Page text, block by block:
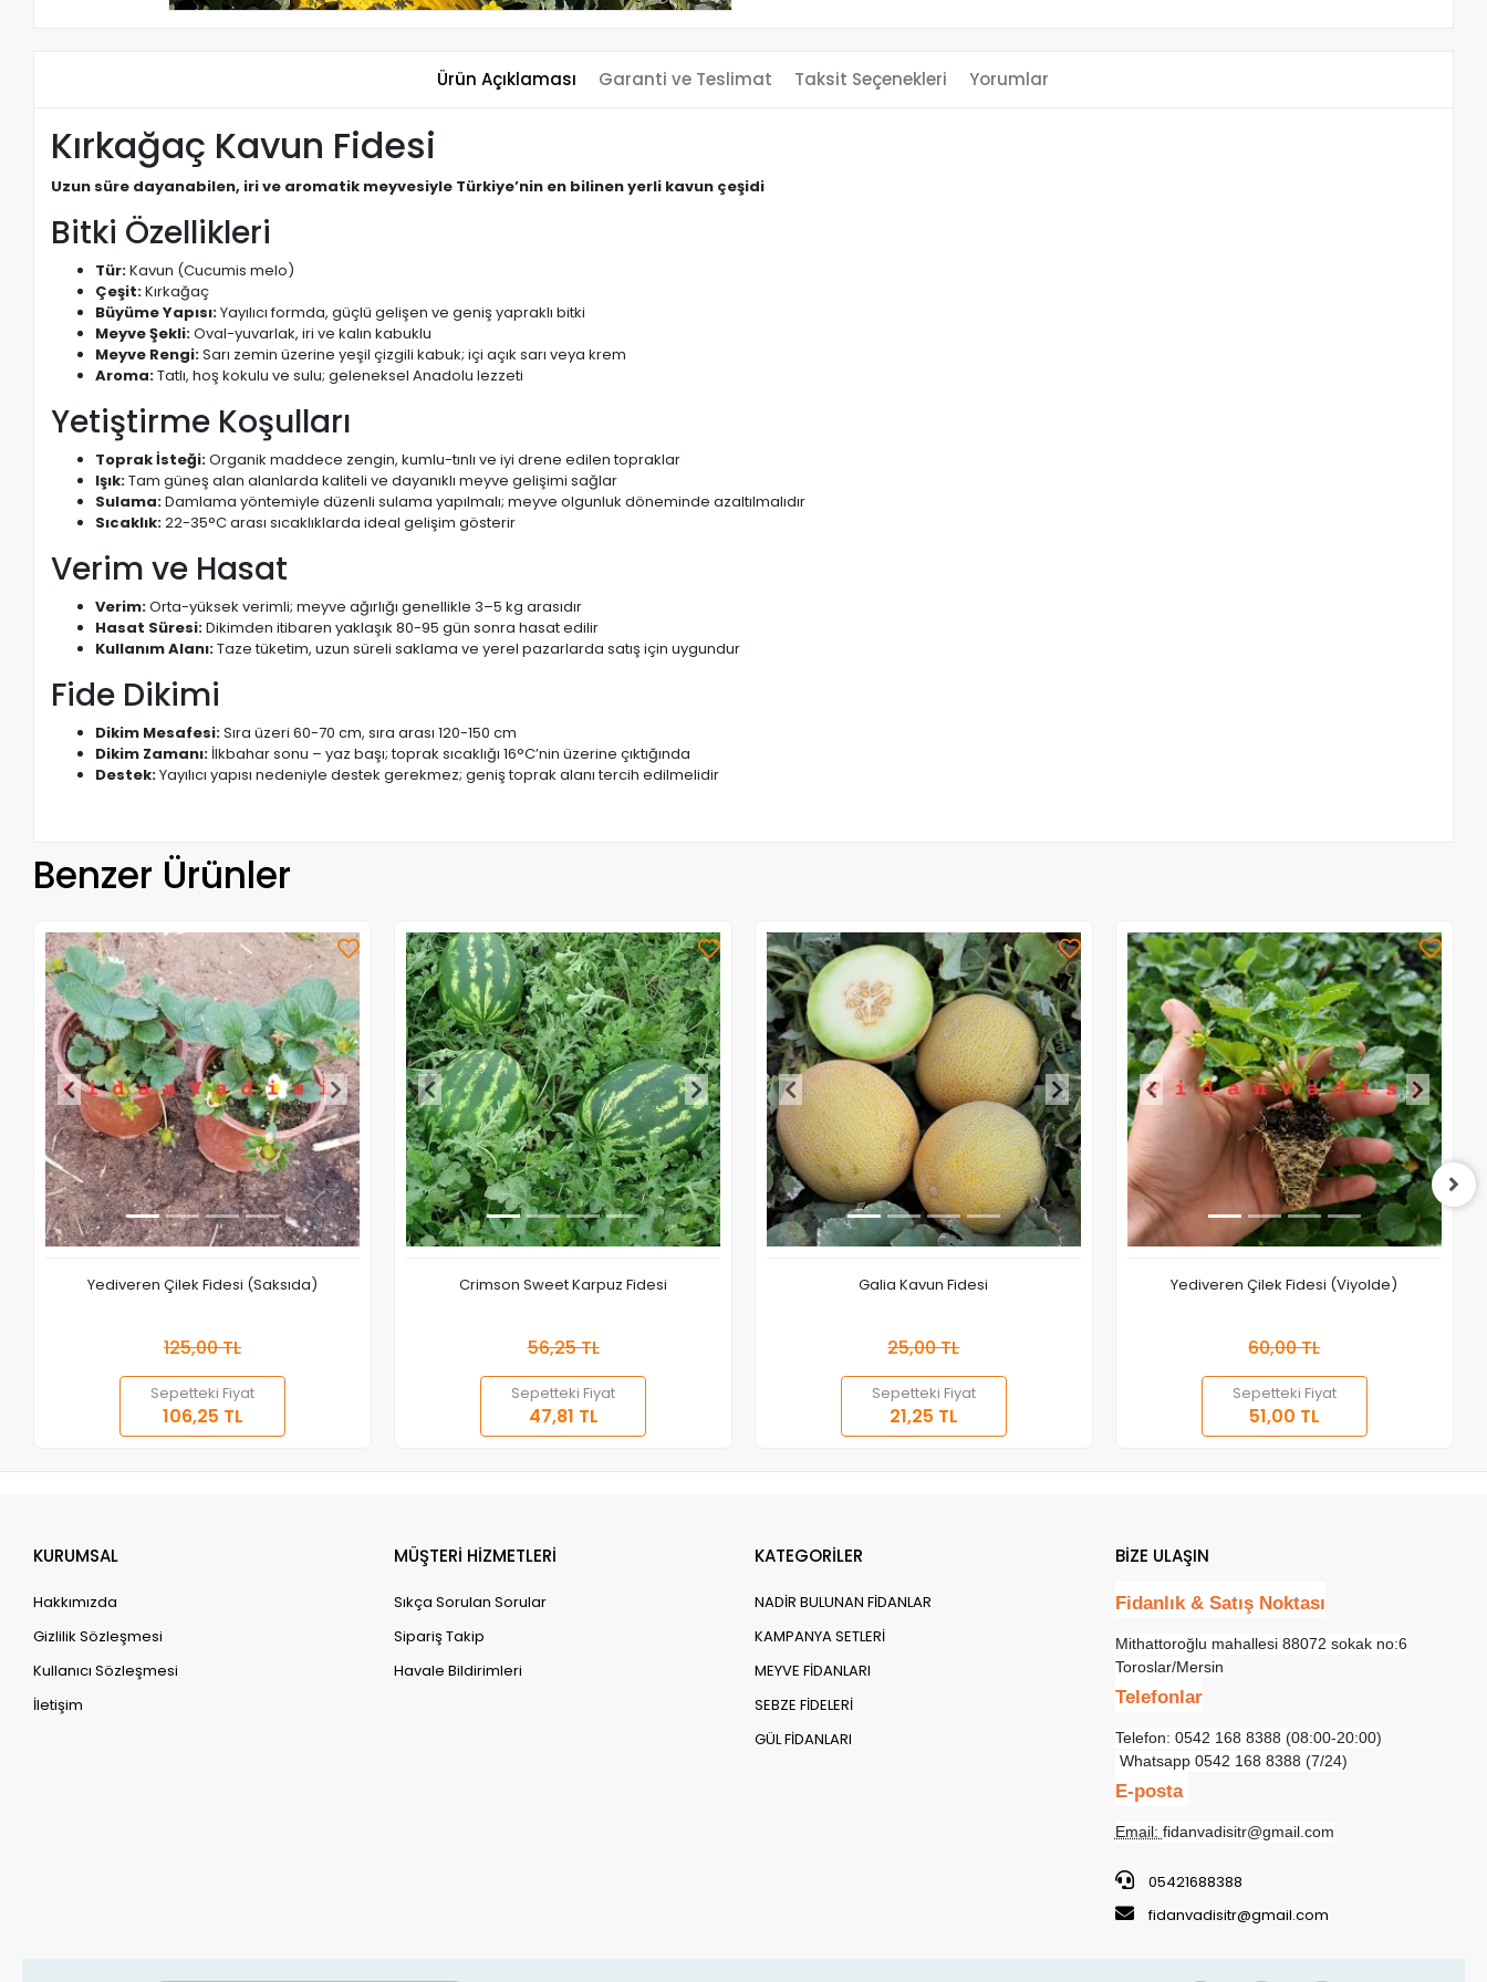
Ürün Açıklaması Garanti ve Teslimat Taksit Seçenekleri Yorumlar
Kırkağaç Kavun Fidesi
Uzun süre dayanabilen, iri ve aromatik meyvesiyle Türkiye’nin en bilinen yerli kavun çeşidi
Bitki Özellikleri
Tür:Kavun (Cucumis melo)
Çeşit:Kırkağaç
Büyüme Yapısı:Yayılıcı formda, güçlü gelişen ve geniş yapraklı bitki
Meyve Şekli:Oval-yuvarlak, iri ve kalın kabuklu
Meyve Rengi:Sarı zemin üzerine yeşil çizgili kabuk; içi açık sarı veya krem
Aroma:Tatlı, hoş kokulu ve sulu; geleneksel Anadolu lezzeti
Yetiştirme Koşulları
Toprak İsteği:Organik maddece zengin, kumlu-tınlı ve iyi drene edilen topraklar
Işık:Tam güneş alan alanlarda kaliteli ve dayanıklı meyve gelişimi sağlar
Sulama:Damlama yöntemiyle düzenli sulama yapılmalı; meyve olgunluk döneminde azaltılmalıdır
Sıcaklık:22-35°C arası sıcaklıklarda ideal gelişim gösterir
Verim ve Hasat
Verim:Orta-yüksek verimli; meyve ağırlığı genellikle 3–5 kg arasıdır
Hasat Süresi:Dikimden itibaren yaklaşık 80-95 gün sonra hasat edilir
Kullanım Alanı:Taze tüketim, uzun süreli saklama ve yerel pazarlarda satış için uygundur
Fide Dikimi
Dikim Mesafesi:Sıra üzeri 60-70 cm, sıra arası 120-150 cm
Dikim Zamanı: İlkbahar sonu – yaz başı; toprak sıcaklığı 16°C’nin üzerine çıktığında
Destek:Yayılıcı yapısı nedeniyle destek gerekmez; geniş toprak alanı tercih edilmelidir
Benzer Ürünler
Yediveren Çilek Fidesi (Saksıda)
125,00 TL
Sepetteki Fiyat
106,25 TL
Adet
Sepete Ekle
Crimson Sweet Karpuz Fidesi
56,25 TL
Sepetteki Fiyat
47,81 TL
Adet
Stokta Yok
Galia Kavun Fidesi
25,00 TL
Sepetteki Fiyat
21,25 TL
Adet
Stokta Yok
Yediveren Çilek Fidesi (Viyolde)
60,00 TL
Sepetteki Fiyat
51,00 TL
Adet
Sepete Ekle
KURUMSAL
Hakkımızda
Gizlilik Sözleşmesi
Kullanıcı Sözleşmesi
İletişim
MÜŞTERİ HİZMETLERİ
Sıkça Sorulan Sorular
Sipariş Takip
Havale Bildirimleri
KATEGORİLER
NADİR BULUNAN FİDANLAR
KAMPANYA SETLERİ
MEYVE FİDANLARI
SEBZE FİDELERİ
GÜL FİDANLARI
BİZE ULAŞIN
Fidanlık & Satış Noktası
Mithattoroğlu mahallesi 88072 sokak no:6
Toroslar/Mersin
Telefonlar
Telefon: 0542 168 8388 (08:00-20:00)
Whatsapp 0542 168 8388 (7/24)
E-posta
Email: fidanvadisitr@gmail.com
05421688388
fidanvadisitr@gmail.com